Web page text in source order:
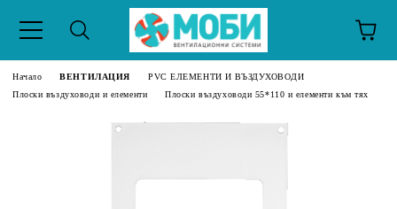
Начало ВЕНТИЛАЦИЯ
PVC ЕЛЕМЕНТИ И ВЪЗДУХОВОДИ
Плоски въздуховоди и елементи
Плоски въздуховоди 55*110 и елементи към тях